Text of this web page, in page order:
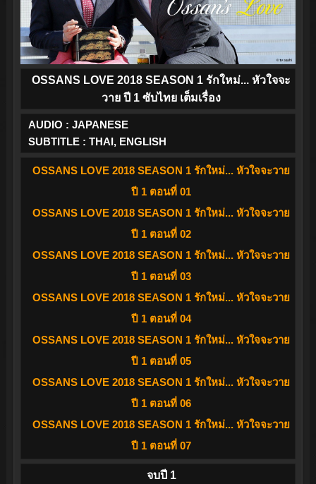
OSSANS LOVE 2018 SEASON 1 รักใหม่... หัวใจจะ
วาย ปี 1 ซับไทย เต็มเรื่อง
AUDIO : JAPANESE
SUBTITLE : THAI, ENGLISH
OSSANS LOVE 2018 SEASON 1 รักใหม่... หัวใจจะวาย
ปี 1 ตอนที่ 01
OSSANS LOVE 2018 SEASON 1 รักใหม่... หัวใจจะวาย
ปี 1 ตอนที่ 02
OSSANS LOVE 2018 SEASON 1 รักใหม่... หัวใจจะวาย
ปี 1 ตอนที่ 03
OSSANS LOVE 2018 SEASON 1 รักใหม่... หัวใจจะวาย
ปี 1 ตอนที่ 04
OSSANS LOVE 2018 SEASON 1 รักใหม่... หัวใจจะวาย
ปี 1 ตอนที่ 05
OSSANS LOVE 2018 SEASON 1 รักใหม่... หัวใจจะวาย
ปี 1 ตอนที่ 06
OSSANS LOVE 2018 SEASON 1 รักใหม่... หัวใจจะวาย
ปี 1 ตอนที่ 07
จบปี 1